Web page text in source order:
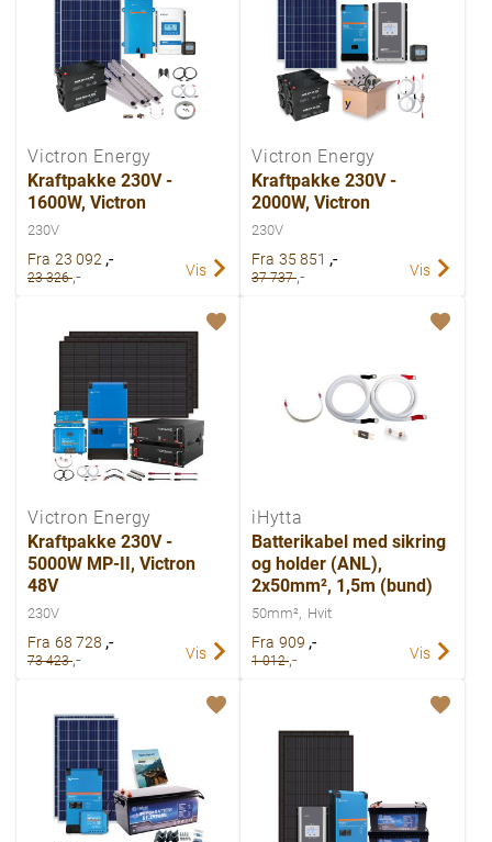
Victron Energy
Kraftpakke 230V -
1600W, Victron
230V
Fra 23 092 ,-
23 326,- Vis
Victron Energy
Kraftpakke 230V -
2000W, Victron
230V
Fra 35 851 ,-
37 737,- Vis
Victron Energy
Kraftpakke 230V -
5000W MP-II, Victron
48V
230V
Fra 68 728 ,-
73 423,- Vis
iHytta
Batterikabel med sikring
og holder (ANL),
2x50mm², 1,5m (bund)
50mm² Hvit
Fra 909 ,-
1 012,- Vis